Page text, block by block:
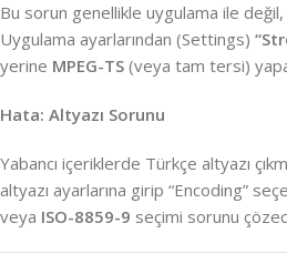
Bu sorun genellikle uygulama ile değil,
Uygulama ayarlarından (Settings)
yerine MPEG-TS (veya tam tersi)
Hata: Altyazı Sorunu
Yabancı içeriklerde Türkçe altyazı
altyazı ayarlarına girip “Encoding”
veya ISO-8859-9 seçimi sorunu